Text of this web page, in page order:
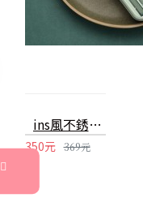
ins風不銹鋼餐具三件組 環保餐具組 隨身餐具 方便攜帶 上班族必備
350元 369元